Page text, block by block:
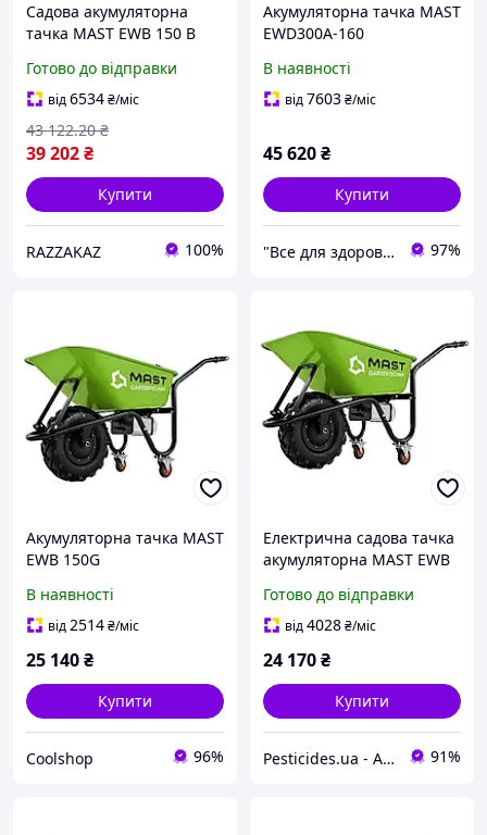
Садова акумуляторна
тачка MAST EWB 150 B
вантажопідйомність для
переміщення сипучих
матеріалів
Готово до відправки
від6534₴/міс
39 202₴
43 122.20 ₴
Купити
RAZZAKAZ 100%
Акумуляторна тачка MAST
EWD300A-160
В наявності
від7603₴/міс
45 620₴
Купити
"Все для здоров'я" Інтернет-магазин 97%
Акумуляторна тачка MAST
EWB 150G
В наявності
від2514₴/міс
25 140₴
Купити
Coolshop 96%
Електрична садова тачка
акумуляторна MAST EWB
саду, модель 65-EWB150G
Готово до відправки
від4028₴/міс
24 170₴
Купити
Pesticides.ua - Аграрна продукція і не тільки !!! 91%